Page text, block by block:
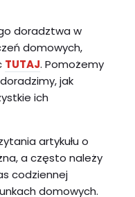
doradztwa w
domowych,
TUTAJ. Pomożemy
jak
ich
artykułu o
a często należy
codziennej
domowych.